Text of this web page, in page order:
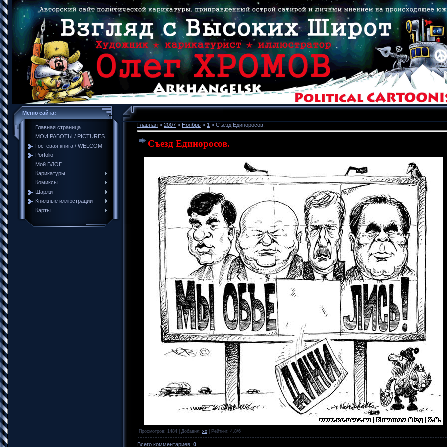
Меню сайта:
Главная страница
МОИ РАБОТЫ / PICTURES
Гостевая книга / WELCOM
Porfolio
Мой БЛОГ
Карикатуры
Комиксы
Шаржи
Книжные иллюстрации
Карты
Главная » 2007 » Ноябрь » 1 » Съезд Единоросов.
Съезд Единоросов.
Просмотров: 1484 | Добавил: xo Рейтинг: 4.8/6
Всего комментариев: 0